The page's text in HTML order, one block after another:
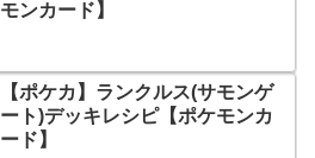
モンカード】
【ポケカ】ランクルス(サモンゲ
ート)デッキレシピ【ポケモンカ
ード】